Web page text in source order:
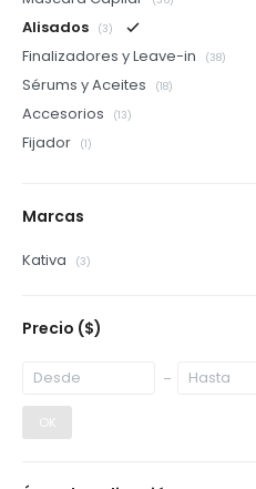
Alisados (3)
Finalizadores y Leave-in (38)
Sérums y Aceites (18)
Accesorios (13)
Fijador (1)
Marcas
Kativa (3)
Precio ($)
OK